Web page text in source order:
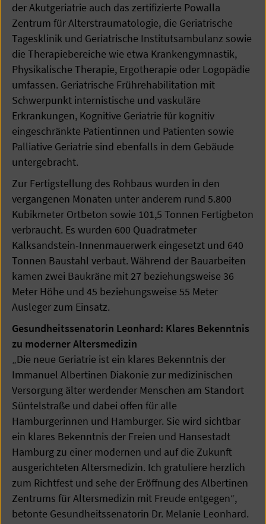
der Akutgeriatrie auch das zertifizierte Powalla
Zentrum für Alterstraumatologie, die Geriatrische
Tagesklinik und Geriatrische Institutsambulanz sowie
die Therapiebereiche wie etwa Krankengymnastik,
Physikalische Therapie, Ergotherapie oder Logopädie
umfassen. Geriatrische Frührehabilitation mit
Schwerpunkt internistische und vaskuläre
Erkrankungen, Kognitive Geriatrie für kognitiv
eingeschränkte Patientinnen und Patienten sowie
Palliative Geriatrie sind ebenfalls in dem Gebäude
untergebracht.
Zur Fertigstellung des Rohbaus wurden in den
vergangenen Monaten unter anderem rund 5.800
Kubikmeter Ortbeton sowie 101,5 Tonnen Fertigbeton
verbraucht. Es wurden 600 Quadratmeter
Kalksandstein-Innenmauerwerk eingesetzt und 640
Tonnen Baustahl verbaut. Während der Bauarbeiten
kamen zwei Baukräne mit 27 beziehungsweise 36
Meter Höhe und 45 beziehungsweise 55 Meter
Ausleger zum Einsatz.
Gesundheitssenatorin Leonhard: Klares Bekenntnis
zu moderner Altersmedizin
„Die neue Geriatrie ist ein klares Bekenntnis der
Immanuel Albertinen Diakonie zur medizinischen
Versorgung älter werdender Menschen am Standort
Süntelstraße und dabei offen für alle
Hamburgerinnen und Hamburger. Sie wird sichtbar
ein klares Bekenntnis der Freien und Hansestadt
Hamburg zu einer modernen und auf die Zukunft
ausgerichteten Altersmedizin. Ich gratuliere herzlich
zum Richtfest und sehe der Eröffnung des Albertinen
Zentrums für Altersmedizin mit Freude entgegen“,
betonte Gesundheitssenatorin Dr. Melanie Leonhard.